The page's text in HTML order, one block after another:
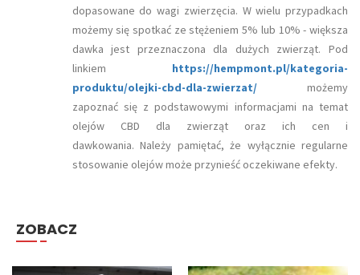
dopasowane do wagi zwierzęcia. W wielu przypadkach
możemy się spotkać ze stężeniem 5% lub 10% - większa
dawka jest przeznaczona dla dużych zwierząt. Pod
linkiem https://hempmont.pl/kategoria-
produktu/olejki-cbd-dla-zwierzat/możemy
zapoznać się z podstawowymi informacjami na temat
olejów CBD dla zwierząt oraz ich cen i
dawkowania. Należy pamiętać, że wyłącznie regularne
stosowanie olejów może przynieść oczekiwane efekty.
ZOBACZ